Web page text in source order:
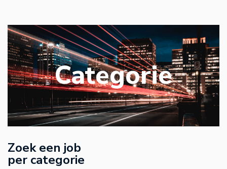
Categorie
Zoek een job
per categorie